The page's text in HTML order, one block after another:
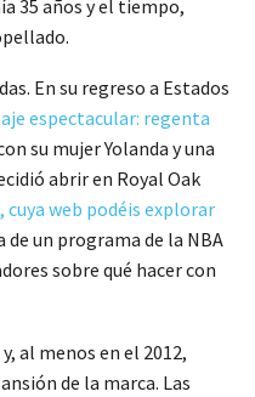
35 años y el tiempo,
En su regreso a Estados
espectacular: regenta
su mujer Yolanda y una
abrir en Royal Oak
cuya web podéis explorar
un programa de la NBA
sobre qué hacer con
al menos en el 2012,
de la marca. Las